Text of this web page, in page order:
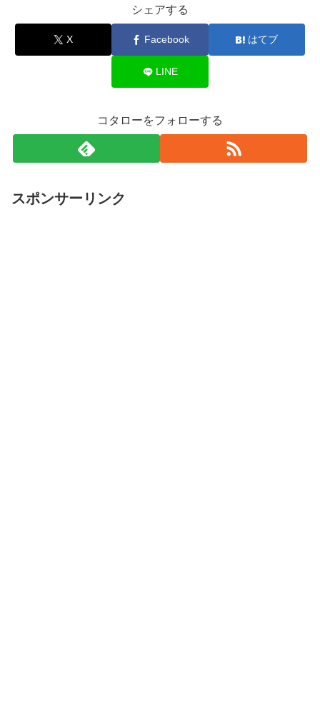
シェアする
X Facebook はてブ
LINE
コタローをフォローする
スポンサーリンク